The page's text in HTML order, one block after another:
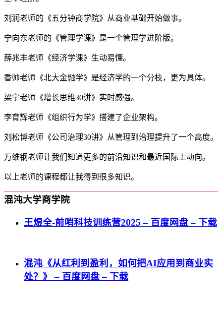
刘润老师的《五分钟商学院》从商业基础开始做事。
宁向东老师的《管理学课》是一个管理学进阶版。
薛兆丰老师《经济学课》生动易懂。
香帅老师《北大金融学》是经济学的一个分枝，更为具体。
梁宁老师《增长思维30讲》实时感强。
李育辉老师《组织行为学》搭建了企业架构。
刘松博老师《公司治理30讲》从管理到治理提升了一个高度。
万维钢老师让我们知道更多的前沿知识和最近国际上动向。
以上老师的课程都让我得到很多知识。
混沌大学商学院
王煜全-前哨科技训练营2025 – 百度网盘 – 下载
混沌《从红利到盈利，如何把AI应用到商业实
处？》 – 百度网盘 – 下载